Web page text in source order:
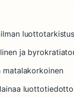
ja
matalakorkoinen